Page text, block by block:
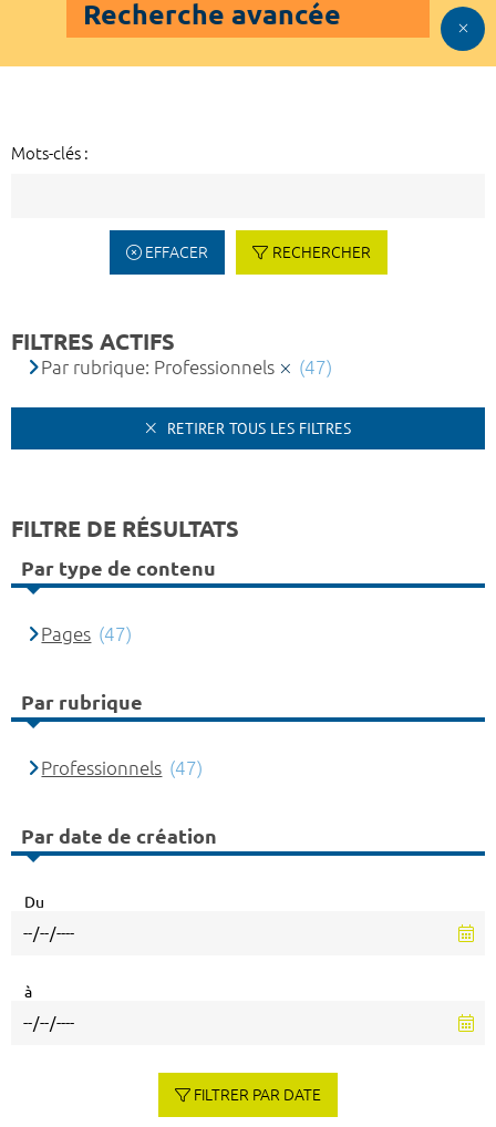
Recherche avancée
Mots-clés :
EFFACER RECHERCHER
FILTRES ACTIFS
Par rubrique: Professionnels (47)
RETIRER TOUS LES FILTRES
FILTRE DE RÉSULTATS
Par type de contenu
Pages (47)
Par rubrique
Professionnels (47)
Par date de création
Du
à
FILTRER PAR DATE